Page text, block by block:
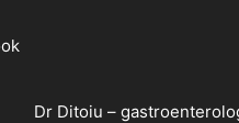
Dr Ditoiu –